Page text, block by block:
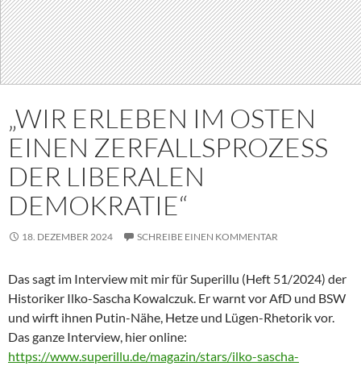
„WIR ERLEBEN IM OSTEN
EINEN ZERFALLSPROZESS
DER LIBERALEN
DEMOKRATIE“
18. DEZEMBER 2024 SCHREIBE EINEN KOMMENTAR
Das sagt im Interview mit mir für Superillu (Heft 51/2024) der
Historiker Ilko-Sascha Kowalczuk. Er warnt vor AfD und BSW
und wirft ihnen Putin-Nähe, Hetze und Lügen-Rhetorik vor.
Das ganze Interview, hier online:
https://www.superillu.de/magazin/stars/ilko-sascha-